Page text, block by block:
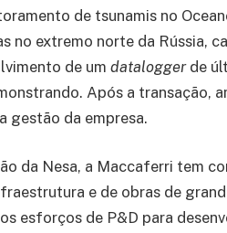
de tsunamis no
no extremo norte da Rússia,
de um dataloggerde
Após a transação,
gestão da empresa.
da Nesa, a Maccaferri tem
e de obras de
esforços de P&D para